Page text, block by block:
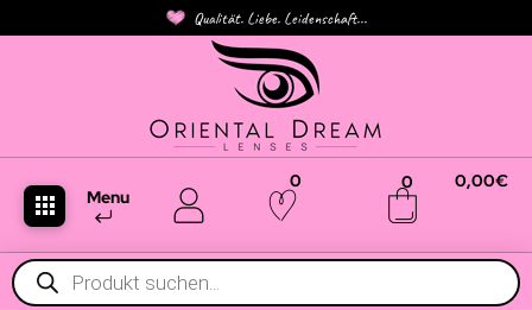
Qualität. Liebe. Leidenschaft...
Menu
0 0 0,00€
Products
search